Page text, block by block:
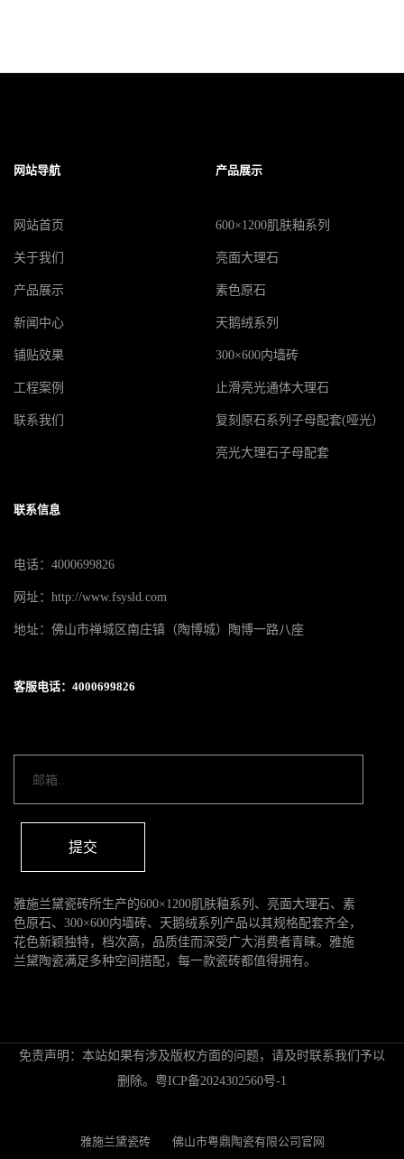
网站导航
网站首页
关于我们
产品展示
新闻中心
铺贴效果
工程案例
联系我们
产品展示
600×1200肌肤釉系列
亮面大理石
素色原石
天鹅绒系列
300×600内墙砖
止滑亮光通体大理石
复刻原石系列子母配套(哑光）
亮光大理石子母配套
联系信息
电话：4000699826
网址：http://www.fsysld.com
地址：佛山市禅城区南庄镇（陶博城）陶博一路八座
客服电话：4000699826
提交
雅施兰黛瓷砖所生产的600×1200肌肤釉系列、亮面大理石、素
色原石、300×600内墙砖、天鹅绒系列产品以其规格配套齐全，
花色新颖独特，档次高，品质佳而深受广大消费者青睐。雅施
兰黛陶瓷满足多种空间搭配，每一款瓷砖都值得拥有。
免责声明：本站如果有涉及版权方面的问题，请及时联系我们予以
删除。 粤ICP备2024302560号-1
雅施兰黛瓷砖 佛山市粤鼎陶瓷有限公司官网